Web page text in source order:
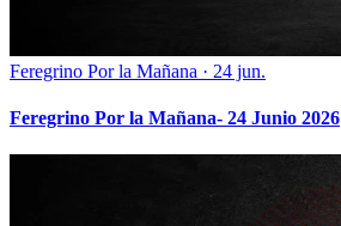
Feregrino Por la Mañana · 24 jun.
Feregrino Por la Mañana- 24 Junio 2026